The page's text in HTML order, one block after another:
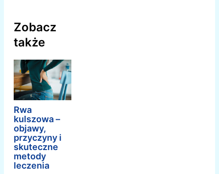
Zobacz
także
Rwa
kulszowa –
objawy,
przyczyny i
skuteczne
metody
leczenia